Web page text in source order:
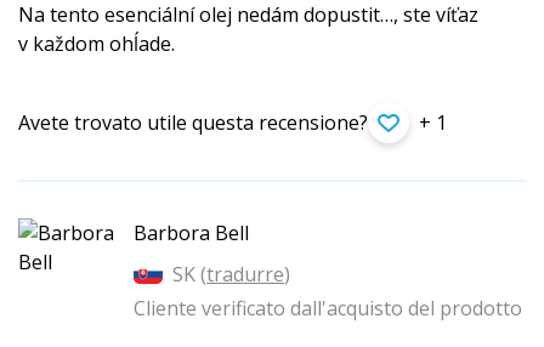
Na tento esenciální olej nedám dopustit…, ste víťaz
v každom ohĺade.
Avete trovato utile questa recensione? + 1
Barbora Bell
SK (tradurre)
Cliente verificato dall'acquisto del prodotto